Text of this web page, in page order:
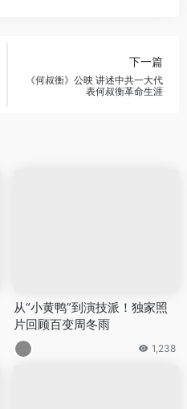
下一篇
《何叔衡》公映 讲述中共一大代
表何叔衡革命生涯
从“小黄鸭”到演技派！独家照
片回顾百变周冬雨
1,238